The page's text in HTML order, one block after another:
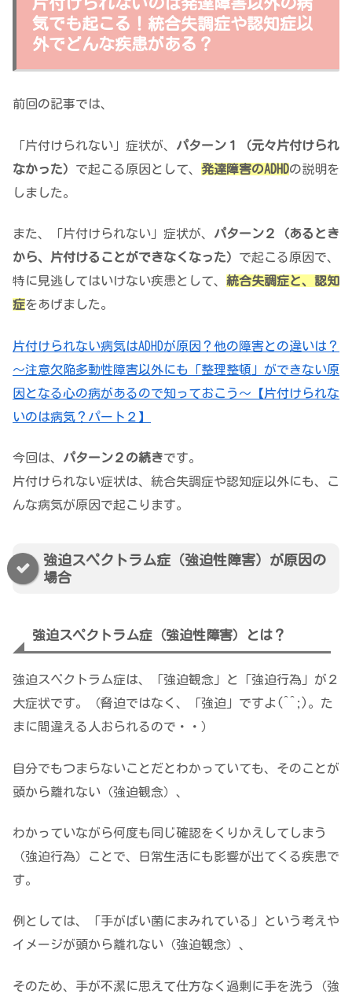
片付けられないのは発達障害以外の病
気でも起こる！統合失調症や認知症以
外でどんな疾患がある？
前回の記事では、
「片付けられない」症状が、 パターン１（元々片付けられ
なかった） で起こる原因として、 発達障害のADHDの説明を
しました。
また、「片付けられない」症状が、 パターン２（あるとき
から、片付けることができなくなった） で起こる原因で、
特に見逃してはいけない疾患として、 統合失調症と、認知
症をあげました。
片付けられない病気はADHDが原因？他の障害との違いは？
～注意欠陥多動性障害以外にも「整理整頓」ができない原
因となる心の病があるので知っておこう～【片付けられな
いのは病気？パート２】
今回は、 パターン２の続きです。
片付けられない症状は、統合失調症や認知症以外にも、こ
んな病気が原因で起こります。
強迫スペクトラム症（強迫性障害）が原因の
場合
強迫スペクトラム症（強迫性障害）とは？
強迫スペクトラム症は、「強迫観念」と「強迫行為」が２
大症状です。（脅迫ではなく、「強迫」ですよ(^^;)。た
まに間違える人おられるので・・）
自分でもつまらないことだとわかっていても、そのことが
頭から離れない（強迫観念）、
わかっていながら何度も同じ確認をくりかえしてしまう
（強迫行為）ことで、日常生活にも影響が出てくる疾患で
す。
例としては、「手がばい菌にまみれている」という考えや
イメージが頭から離れない（強迫観念）、
そのため、手が不潔に思えて仕方なく過剰に手を洗う（強